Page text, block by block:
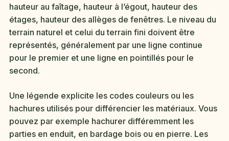
hauteur au faîtage, hauteur à l’égout, hauteur des
étages, hauteur des allèges de fenêtres. Le niveau du
terrain naturel et celui du terrain fini doivent être
représentés, généralement par une ligne continue
pour le premier et une ligne en pointillés pour le
second.
Une légende explicite les codes couleurs ou les
hachures utilisés pour différencier les matériaux. Vous
pouvez par exemple hachurer différemment les
parties en enduit, en bardage bois ou en pierre. Les